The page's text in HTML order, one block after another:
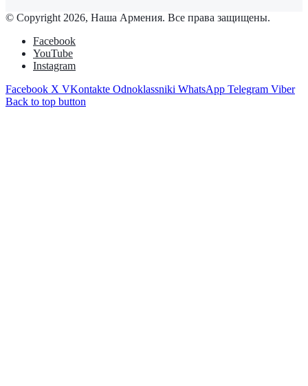
© Copyright 2026, Наша Армения. Все права защищены.
Facebook
YouTube
Instagram
Facebook X VKontakte Odnoklassniki WhatsApp Telegram Viber
Back to top button